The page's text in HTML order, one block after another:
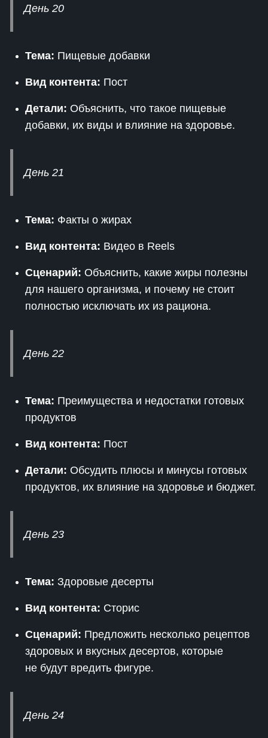
День 20
Тема: Пищевые добавки
Вид контента: Пост
Детали: Объяснить, что такое пищевые
добавки, их виды и влияние на здоровье.
День 21
Тема: Факты о жирах
Вид контента: Видео в Reels
Сценарий: Объяснить, какие жиры полезны
для нашего организма, и почему не стоит
полностью исключать их из рациона.
День 22
Тема: Преимущества и недостатки готовых
продуктов
Вид контента: Пост
Детали: Обсудить плюсы и минусы готовых
продуктов, их влияние на здоровье и бюджет.
День 23
Тема: Здоровые десерты
Вид контента: Сторис
Сценарий: Предложить несколько рецептов
здоровых и вкусных десертов, которые
не будут вредить фигуре.
День 24